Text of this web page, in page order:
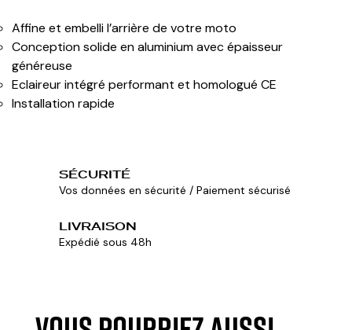
Affine et embelli l’arrière de votre moto
Conception solide en aluminium avec épaisseur
généreuse
Eclaireur intégré performant et homologué CE
Installation rapide
SÉCURITÉ
Vos données en sécurité / Paiement sécurisé
LIVRAISON
Expédié sous 48h